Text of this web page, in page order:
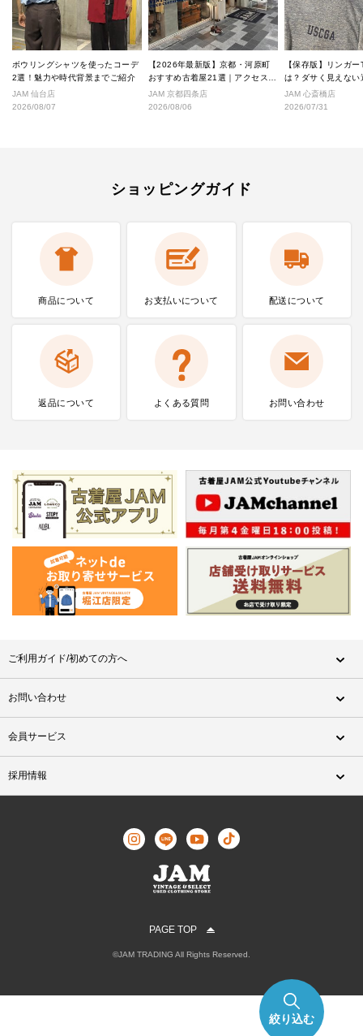
ボウリングシャツを使ったコーデ
2選！魅力や時代背景までご紹介
JAM 仙台店
2026/08/07
【2026年最新版】京都・河原町
おすすめ古着屋21選｜アクセス良
好な絶対行くべきショップ厳選！
JAM 京都四条店
2026/08/06
【保存版】リンガ
は？ダサく見えない
なし完全ガイド
JAM 心斎橋店
2026/07/31
ショッピングガイド
商品について お支払いについて 配送について
返品について よくある質問 お問い合わせ
絞り込む
ご利用ガイド/初めての方へ
お問い合わせ
会員サービス
採用情報
PAGE TOP
©JAM TRADING All Rights Reserved.